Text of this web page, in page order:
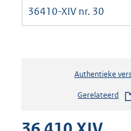
36410-XIV nr. 30
Authentieke
Gerelateerd